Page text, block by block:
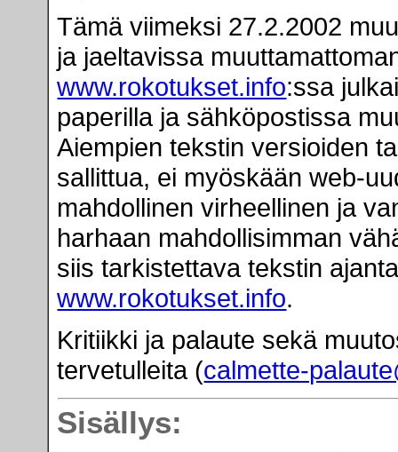
Tämä viimeksi 27.2.2002
ja jaeltavissa
www.rokotukset.info:ssa
paperilla ja sähköpostissa
Aiempien tekstin versioiden
sallittua, ei myöskään web-
mahdollinen virheellinen ja
harhaan mahdollisimman
siis tarkistettava tekstin
www.rokotukset.info.
Kritiikki ja palaute sekä
tervetulleita (calmette-
Sisällys: